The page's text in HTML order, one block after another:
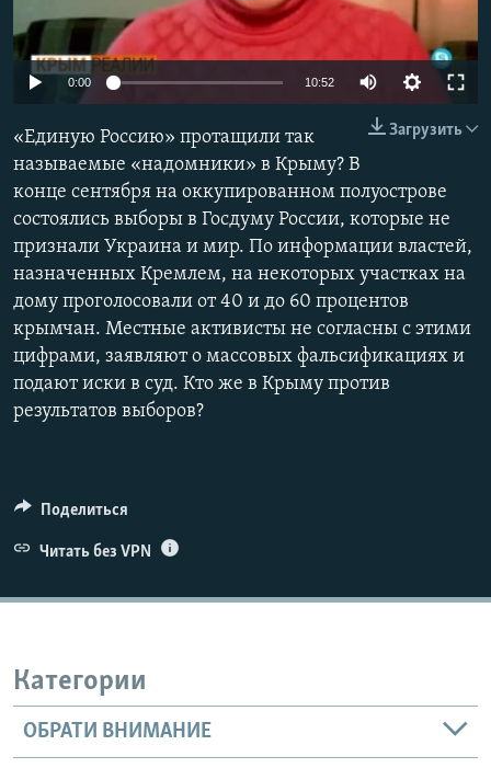
ПОБЕДИТЕЛЕЙ НЕ СУДЯТ?
КРЫМ.НЕПОКОРЕННЫЙ
ELIFBE
УКРАИНСКАЯ ПРОБЛЕМА КРЫМА
ПРИСОЕДИНЯЙТЕСЬ!
Все сайты RFE/RL
0:00 10:52
Загрузить
«Единую Россию» протащили так
называемые «надомники» в Крыму? В
конце сентября на оккупированном полуострове
состоялись выборы в Госдуму России, которые не
признали Украина и мир. По информации властей,
назначенных Кремлем, на некоторых участках на
дому проголосовали от 40 и до 60 процентов
крымчан. Местные активисты не согласны с этими
цифрами, заявляют о массовых фальсификациях и
подают иски в суд. Кто же в Крыму против
результатов выборов?
Поделиться
Читать без VPN
Категории
ОБРАТИ ВНИМАНИЕ